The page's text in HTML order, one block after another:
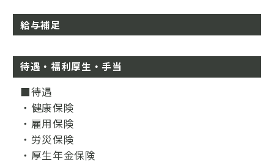
給与補足
待遇・福利厚生・手当
■待遇
・健康保険
・雇用保険
・労災保険
・厚生年金保険